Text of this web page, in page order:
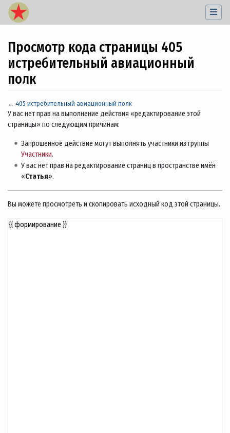
Просмотр кода страницы 405
истребительный авиационный
полк
← 405 истребительный авиационный полк
Перейти к:навигация,поиск
У вас нет прав на выполнение действия «редактирование этой
страницы» по следующим причинам:
Запрошенное действие могут выполнять участники из группы
Участники.
У вас нет прав на редактирование страниц в пространстве имён
«Статья».
Вы можете просмотреть и скопировать исходный код этой страницы.